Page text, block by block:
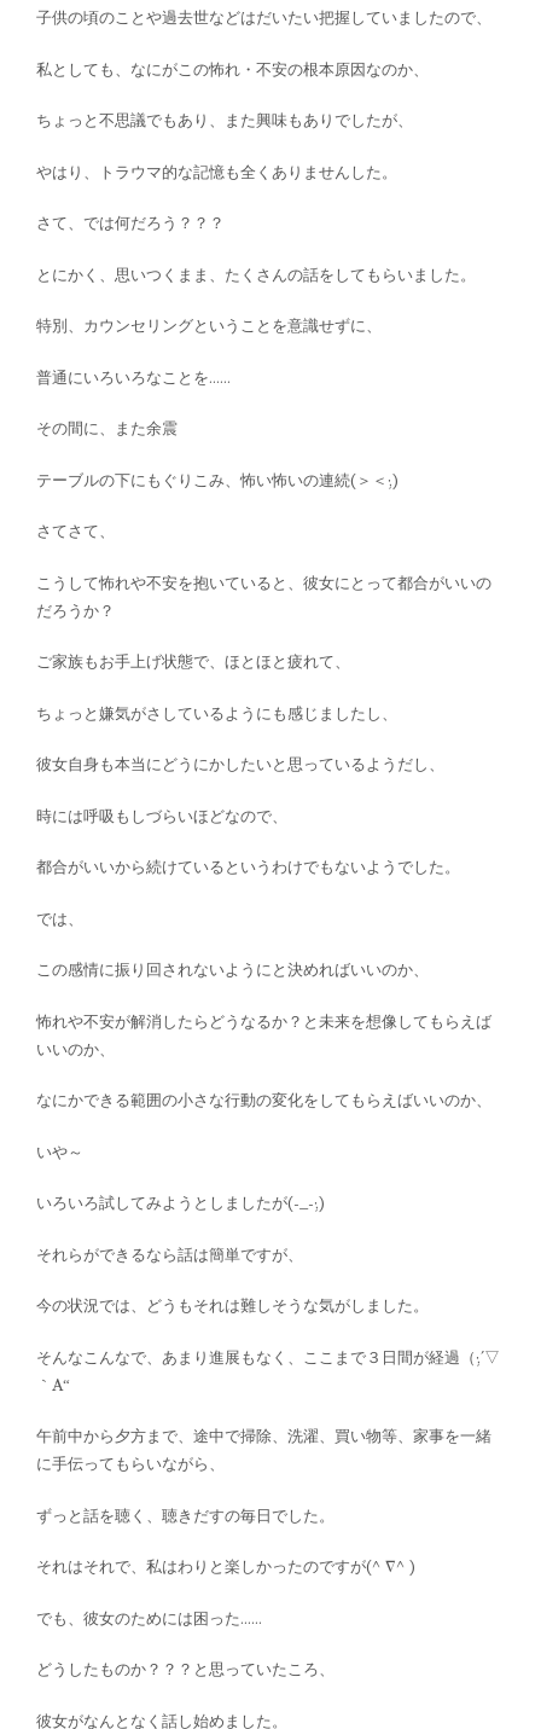
子供の頃のことや過去世などはだいたい把握していましたので、
私としても、なにがこの怖れ・不安の根本原因なのか、
ちょっと不思議でもあり、また興味もありでしたが、
やはり、トラウマ的な記憶も全くありませんした。
さて、では何だろう？？？
とにかく、思いつくまま、たくさんの話をしてもらいました。
特別、カウンセリングということを意識せずに、
普通にいろいろなことを……
その間に、また余震
テーブルの下にもぐりこみ、怖い怖いの連続(＞＜;)
さてさて、
こうして怖れや不安を抱いていると、彼女にとって都合がいいの
だろうか？
ご家族もお手上げ状態で、ほとほと疲れて、
ちょっと嫌気がさしているようにも感じましたし、
彼女自身も本当にどうにかしたいと思っているようだし、
時には呼吸もしづらいほどなので、
都合がいいから続けているというわけでもないようでした。
では、
この感情に振り回されないようにと決めればいいのか、
怖れや不安が解消したらどうなるか？と未来を想像してもらえば
いいのか、
なにかできる範囲の小さな行動の変化をしてもらえばいいのか、
いや～
いろいろ試してみようとしましたが(-_-;)
それらができるなら話は簡単ですが、
今の状況では、どうもそれは難しそうな気がしました。
そんなこんなで、あまり進展もなく、ここまで３日間が経過（;´▽
｀A“
午前中から夕方まで、途中で掃除、洗濯、買い物等、家事を一緒
に手伝ってもらいながら、
ずっと話を聴く、聴きだすの毎日でした。
それはそれで、私はわりと楽しかったのですが(^∇^)
でも、彼女のためには困った……
どうしたものか？？？と思っていたころ、
彼女がなんとなく話し始めました。